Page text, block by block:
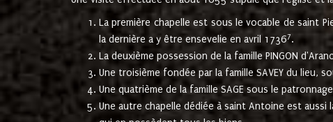
La première chapelle est sous le vocable de saint
la dernière a y être ensevelie en avril 17367.
La deuxième possession de la famille PINGON
Une troisième fondée par la famille SAVEY du lieu,
Une quatrième de la famille SAGE sous le
Une autre chapelle dédiée à saint Antoine est aussi